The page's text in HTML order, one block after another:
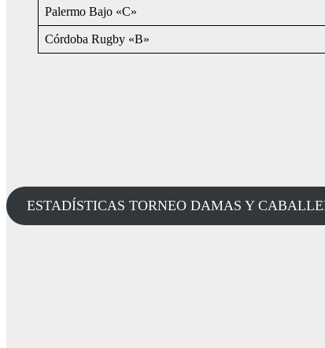
Palermo Bajo «C»
Córdoba Rugby «B»
ESTADÍSTICAS TORNEO DAMAS Y